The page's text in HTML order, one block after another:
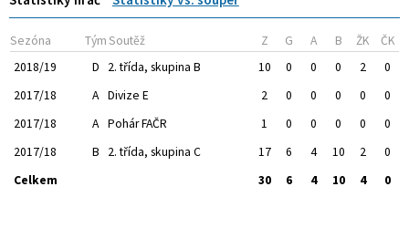
Sezóna TýmSoutěž Z G A B ŽK
ČK
2018/19
D 2. třída, skupina B 10 0 0 0 2
0
2017/18
A Divize E 2 0 0 0 0
0
2017/18
A Pohár FAČR 1 0 0 0 0
0
2017/18
B 2. třída, skupina C 17 6 4 10 2
0
Celkem
30 6 4 10 4 0